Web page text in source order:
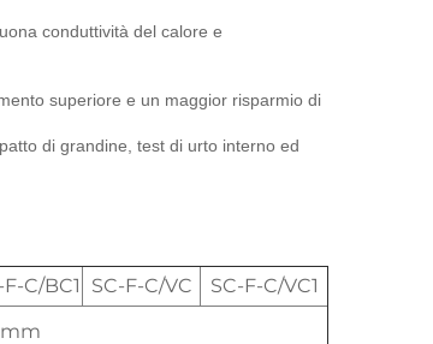
conduttività del calore e
superiore e un maggior risparmio di
di grandine, test di urto interno ed
F-C/BC1 SC-F-C/VC
SC-F-C/VC1